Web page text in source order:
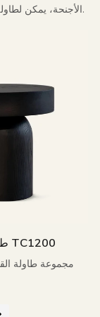
الأجنحة، يمكن لطاولة القهوة "وينجز" أن تضيف أناقة وخفة إلى المكان.
طقم طاولة جانبية خشبية للقهوة مونوتو TC1200
مجموعة طاولة